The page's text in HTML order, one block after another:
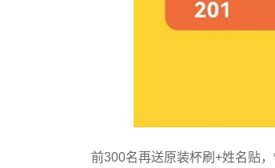
前300名再送原装杯刷+姓名贴，